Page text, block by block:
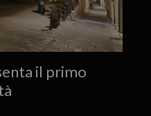
il primo